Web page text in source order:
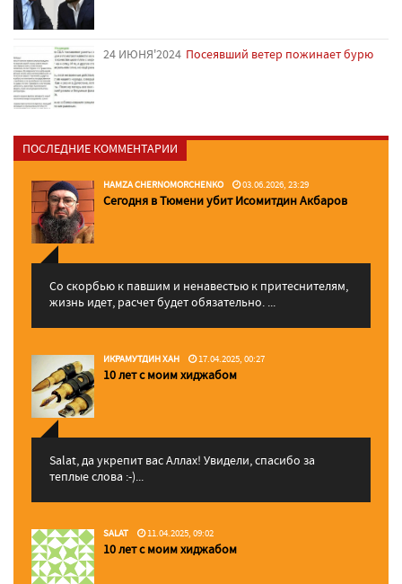
24 ИЮНЯ'2024 Посеявший ветер пожинает бурю
ПОСЛЕДНИЕ КОММЕНТАРИИ
HAMZA CHERNOMORCHENKO 03.06.2026, 23:29
Сегодня в Тюмени убит Исомитдин Акбаров
Со скорбью к павшим и ненавестью к притеснителям,
жизнь идет, расчет будет обязательно. ...
ИКРАМУТДИН ХАН 17.04.2025, 00:27
10 лет с моим хиджабом
Salat, да укрепит вас Аллаx! Увидели, спасибо за
теплые слова :-)...
SALAT 11.04.2025, 09:02
10 лет с моим хиджабом